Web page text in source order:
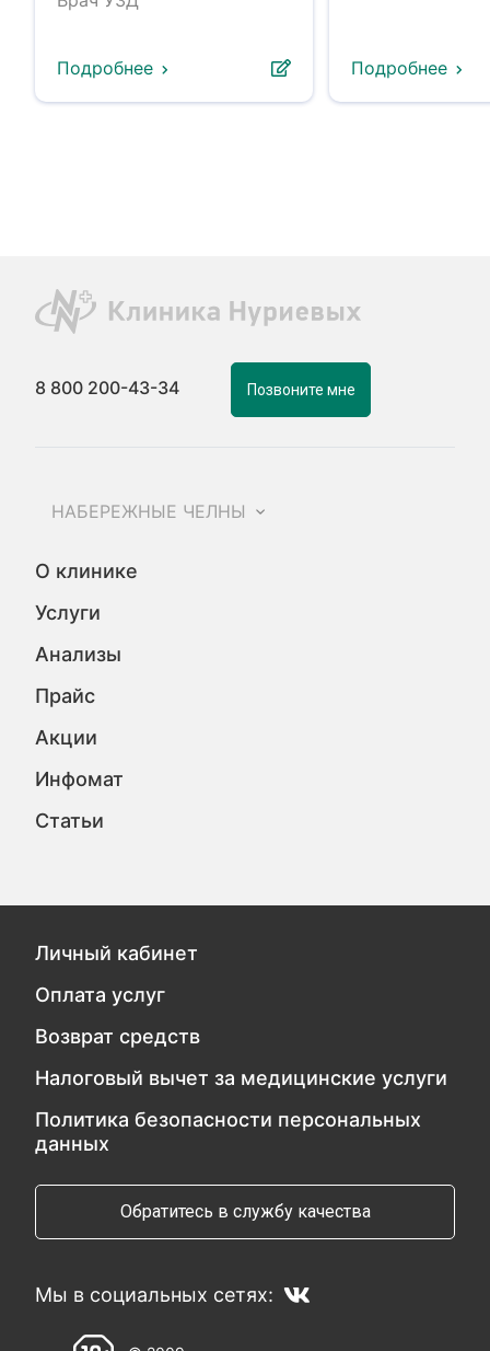
Подробнее Подробнее
8 800 200-43-34 Позвоните мне
НАБЕРЕЖНЫЕ ЧЕЛНЫ
О клинике
Услуги
Анализы
Прайс
Акции
Инфомат
Статьи
Личный кабинет
Оплата услуг
Возврат средств
Налоговый вычет за медицинские услуги
Политика безопасности персональных
данных
Обратитесь в службу качества
Мы в социальных сетях: